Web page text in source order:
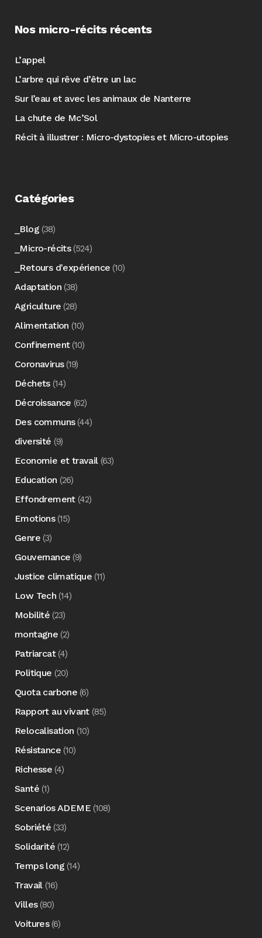
Nos micro-récits récents
L’appel
L’arbre qui rêve d’être un lac
Sur l’eau et avec les animaux de Nanterre
La chute de Mc’Sol
Récit à illustrer : Micro-dystopies et Micro-utopies
Catégories
_Blog (38)
_Micro-récits(524)
_Retours d'expérience (10)
Adaptation (38)
Agriculture (28)
Alimentation (10)
Confinement(10)
Coronavirus(19)
Déchets(14)
Décroissance (62)
Des communs(44)
diversité (9)
Economie et travail(63)
Education (26)
Effondrement(42)
Emotions(15)
Genre (3)
Gouvernance (9)
Justice climatique (11)
Low Tech (14)
Mobilité (23)
montagne (2)
Patriarcat(4)
Politique (20)
Quota carbone (6)
Rapport au vivant(85)
Relocalisation (10)
Résistance (10)
Richesse (4)
Santé (1)
Scenarios ADEME (108)
Sobriété (33)
Solidarité (12)
Temps long (14)
Travail(16)
Villes(80)
Voitures(6)